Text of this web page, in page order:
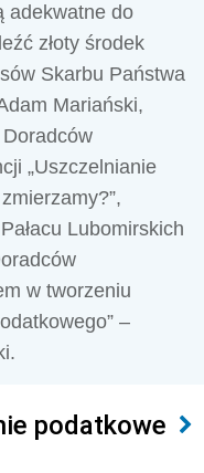
adekwatne do
złoty środek
Skarbu Państwa
Mariański,
„Uszczelnianie
Lubomirskich
w tworzeniu
–
podatkowe